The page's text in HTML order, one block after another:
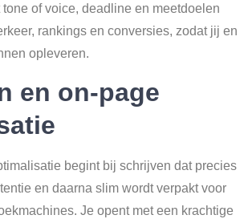
of voice, deadline en meetdoelen
rankings en conversies, zodat jij en
opleveren.
en on-page
begint bij schrijven dat precies
en daarna slim wordt verpakt voor
Je opent met een krachtige